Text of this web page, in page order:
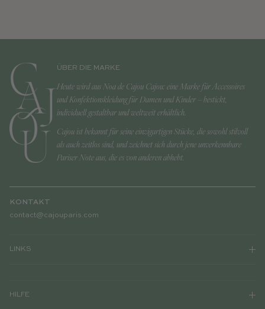
ÜBER DIE MARKE
Heute wird aus Noa de Cajou Cajou: eine Marke für Accessoires
und Konfektionskleidung für Damen und Kinder – bestickt,
individuell gestaltbar und weltweit erhältlich.
Cajou ist bekannt für seine einzigartigen Stücke, die sowohl stilvoll
als auch zeitlos sind, und zeichnet sich durch jene unverkennbare
Pariser Note aus, die es von anderen abhebt.
KONTAKT
contact@cajouparis.com
LINKS
HILFE